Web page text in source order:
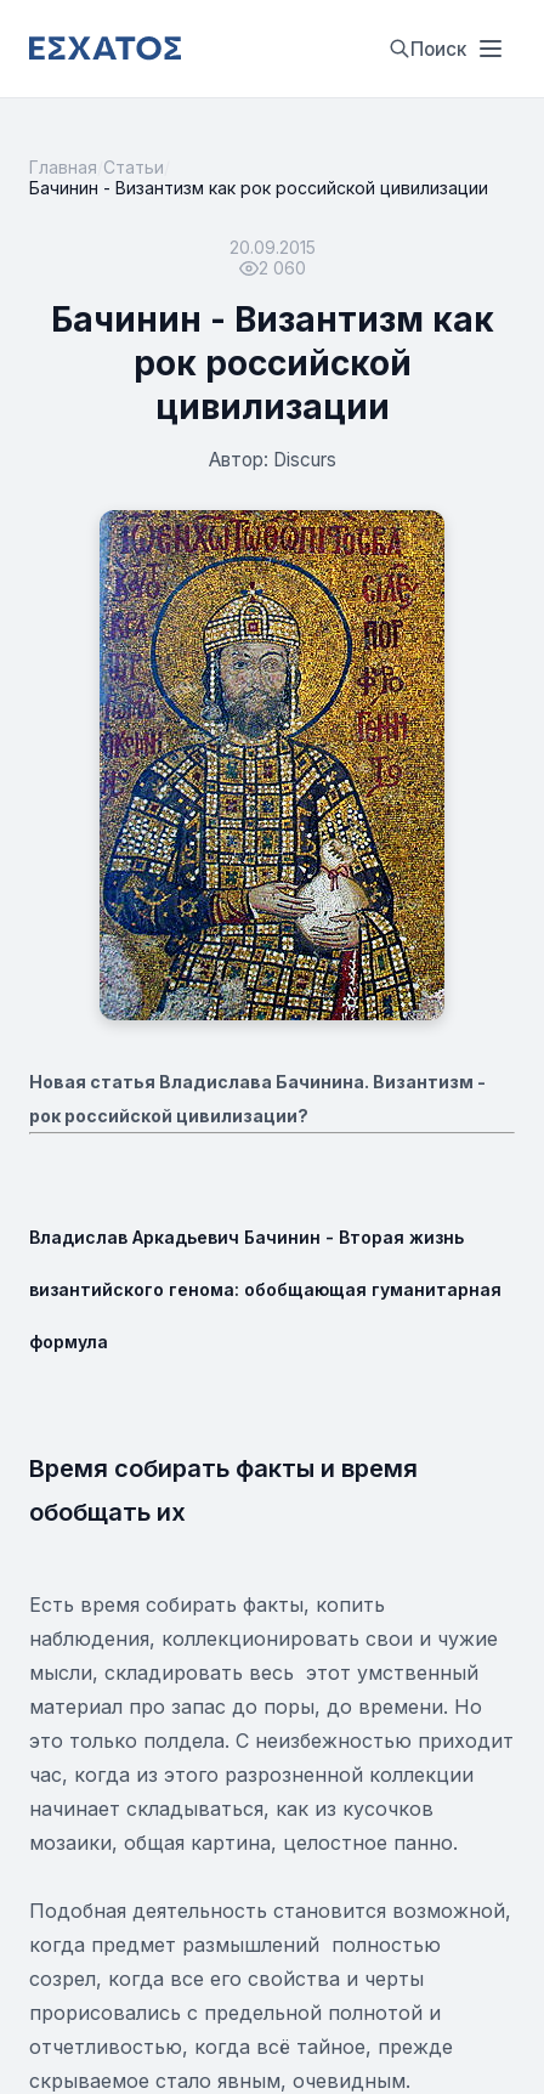
Поиск
Главная Статьи
Бачинин - Византизм как рок российской цивилизации
20.09.2015
2 060
Бачинин - Византизм как
рок российской
цивилизации
Автор: Discurs
Новая статья Владислава Бачинина. Византизм -
рок российской цивилизации?
Владислав Аркадьевич Бачинин - Вторая жизнь
византийского генома: обобщающая гуманитарная
формула
Время собирать факты и время
обобщать их
Есть время собирать факты, копить
наблюдения, коллекционировать свои и чужие
мысли, складировать весь этот умственный
материал про запас до поры, до времени. Но
это только полдела. С неизбежностью приходит
час, когда из этого разрозненной коллекции
начинает складываться, как из кусочков
мозаики, общая картина, целостное панно.
Подобная деятельность становится возможной,
когда предмет размышлений полностью
созрел, когда все его свойства и черты
прорисовались с предельной полнотой и
отчетливостью, когда всё тайное, прежде
скрываемое стало явным, очевидным.